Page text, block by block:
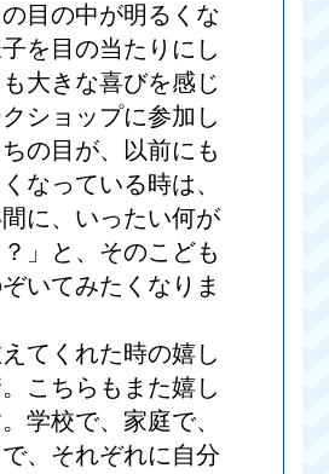
目の中が明るくな
を目の当たりにし
大きな喜びを感じ
ショップに参加し
の目が、以前にも
なっている時は、
間に、いったい何が
」と、そのこども
いてみたくなりま
てくれた時の嬉し
こちらもまた嬉し
学校で、家庭で、
、それぞれに自分